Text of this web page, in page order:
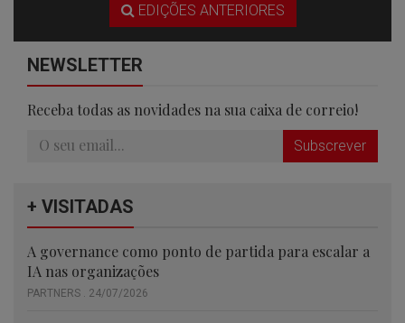
EDIÇÕES ANTERIORES
NEWSLETTER
Receba todas as novidades na sua caixa de correio!
Subscrever
+ VISITADAS
A governance como ponto de partida para escalar a
IA nas organizações
PARTNERS . 24/07/2026